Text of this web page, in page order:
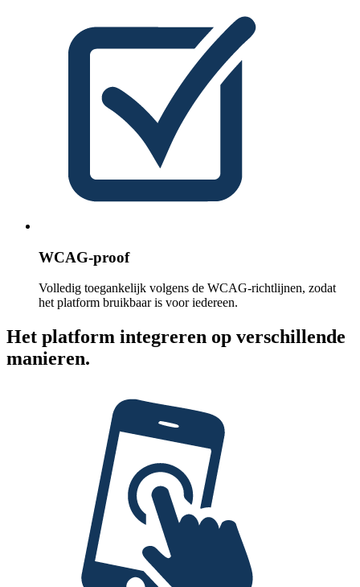
WCAG-proof
Volledig toegankelijk volgens de WCAG-richtlijnen, zodat
het platform bruikbaar is voor iedereen.
Het platform integreren op verschillende
manieren.